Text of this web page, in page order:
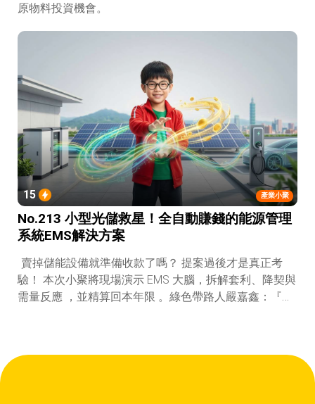
原物料投資機會。
產業小聚
15
No.213 小型光儲救星！全自動賺錢的能源管理
系統EMS解決方案
賣掉儲能設備就準備收款了嗎？ 提案過後才是真正考
驗！ 本次小聚將現場演示 EMS 大腦，拆解套利、降契與
需量反應 ，並精算回本年限 。綠色帶路人嚴嘉鑫：『會